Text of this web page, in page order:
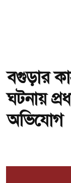
বগুড়ার
ঘটনায়
অভিযোগ